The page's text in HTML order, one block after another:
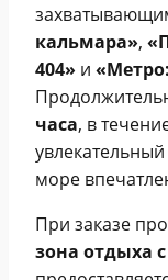
кальмара»,
404» и
часа, в
море
При заказе
зона отдыха